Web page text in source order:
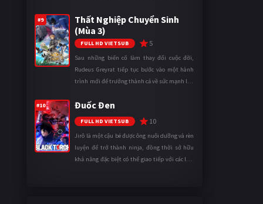
thành một mạo hiểm gi ...
#9
Thất Nghiệp Chuyển Sinh
(Mùa 3)
FULL HD VIETSUB 5
Sau những biến cố làm thay đổi cuộc đời,
Rudeus Greyrat tiếp tục bước vào một hành
trình mới để trưởng thành cả về sức mạnh lẫn
ngày càng khắc nghiệt, anh ...
#10 Đuốc Đen
FULL HD VIETSUB 10
Jirô là một cậu bé được ông nuôi dưỡng và rèn
luyện để trở thành ninja, đồng thời sở hữu
khả năng đặc biệt có thể giao tiếp với các loài